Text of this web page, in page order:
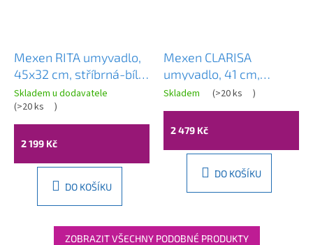
Mexen RITA umyvadlo,
45x32 cm, stříbrná-bílá,
21084555
Skladem u dodavatele
(>20 ks )
2 199 Kč
DO KOŠÍKU
Mexen CLARISA
umyvadlo, 41 cm,
bílá/stříbrná, 22074154
Skladem (>20 ks )
2 479 Kč
DO KOŠÍKU
ZOBRAZIT VŠECHNY PODOBNÉ PRODUKTY